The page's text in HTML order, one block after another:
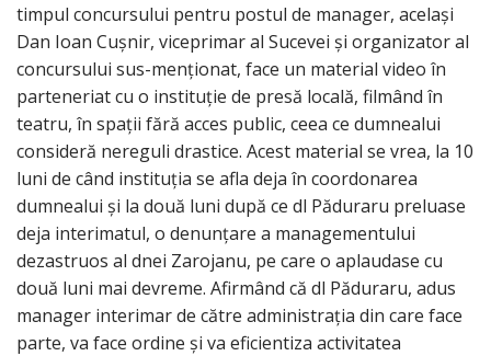
timpul concursului pentru postul de manager, același
Dan Ioan Cușnir, viceprimar al Sucevei și organizator al
concursului sus-menționat, face un material video în
parteneriat cu o instituție de presă locală, filmând în
teatru, în spații fără acces public, ceea ce dumnealui
consideră nereguli drastice. Acest material se vrea, la 10
luni de când instituția se afla deja în coordonarea
dumnealui și la două luni după ce dl Păduraru preluase
deja interimatul, o denunțare a managementului
dezastruos al dnei Zarojanu, pe care o aplaudase cu
două luni mai devreme. Afirmând că dl Păduraru, adus
manager interimar de către administrația din care face
parte, va face ordine și va eficientiza activitatea